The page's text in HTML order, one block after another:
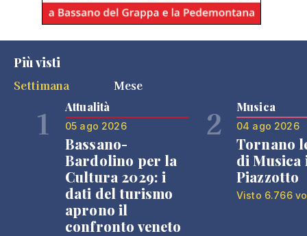
Più visti
Settimana
Mese
1 Attualità
05 ago 2026
Bassano-
Bardolino per la
Cultura 2029: i
dati del turismo
aprono il
confronto veneto
2 Musica
04 ago 2026
Tornano
di Musica
Piazzotto
Visto 6.766